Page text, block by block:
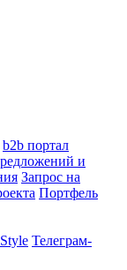
b2b портал
и
Запрос на
Портфель
Телеграм-